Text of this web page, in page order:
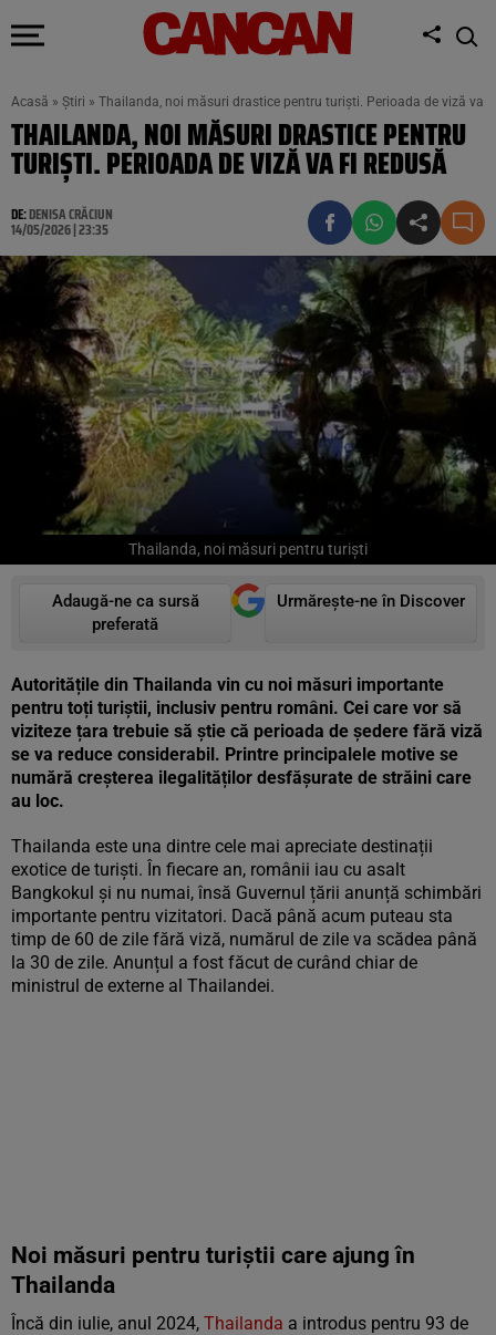
Acasă » Știri » Thailanda, noi măsuri drastice pentru turiști. Perioada de viză va
THAILANDA, NOI MĂSURI DRASTICE PENTRU
TURIȘTI. PERIOADA DE VIZĂ VA FI REDUSĂ
DE:DENISA CRĂCIUN
14/05/2026 | 23:35
Thailanda, noi măsuri pentru turiști
Adaugă-ne ca sursă
preferată
Urmărește-ne în Discover
Autoritățile din Thailanda vin cu noi măsuri importante
pentru toți turiștii, inclusiv pentru români. Cei care vor să
viziteze țara trebuie să știe că perioada de ședere fără viză
se va reduce considerabil. Printre principalele motive se
numără creșterea ilegalităților desfășurate de străini care
au loc.
Thailanda este una dintre cele mai apreciate destinații
exotice de turiști. În fiecare an, românii iau cu asalt
Bangkokul și nu numai, însă Guvernul țării anunță schimbări
importante pentru vizitatori. Dacă până acum puteau sta
timp de 60 de zile fără viză, numărul de zile va scădea până
la 30 de zile. Anunțul a fost făcut de curând chiar de
ministrul de externe al Thailandei.
Noi măsuri pentru turiștii care ajung în
Thailanda
Încă din iulie, anul 2024, Thailanda a introdus pentru 93 de